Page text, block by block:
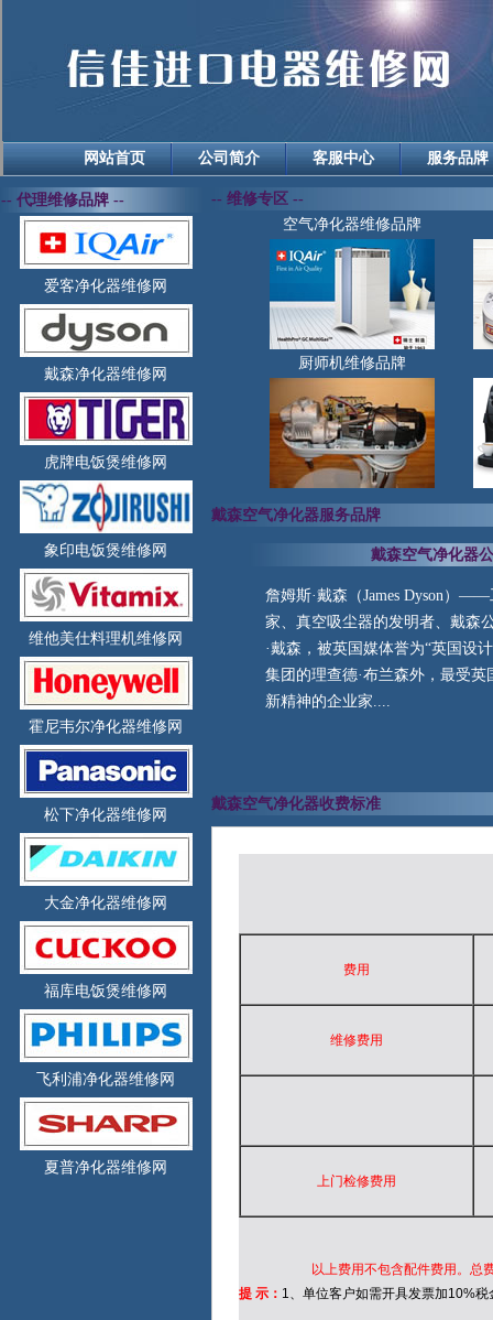
网站首页 公司简介 客服中心 服务品牌
-- 代理维修品牌 --
爱客净化器维修网
戴森净化器维修网
虎牌电饭煲维修网
象印电饭煲维修网
维他美仕料理机维修网
霍尼韦尔净化器维修网
松下净化器维修网
大金净化器维修网
福库电饭煲维修网
飞利浦净化器维修网
夏普净化器维修网
-- 维修专区 --
空气净化器维修品牌
厨师机维修品牌
戴森空气净化器服务品牌
戴森空气净化器
詹姆斯·戴森（James Dyson）
家、真空吸尘器的发明者、戴森
·戴森，被英国媒体誉为“英国设
集团的理查德·布兰森外，最受英
新精神的企业家....
戴森空气净化器收费标准
费用
维修费用
上门检修费用
以上费用不包含配件费用。 总
提 示： 1、单位客户如需开具发票加10%